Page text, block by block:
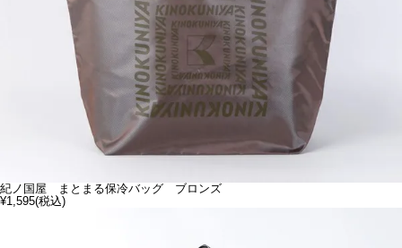
紀ノ国屋 まとまる保冷バッグ ブロンズ
¥1,595(税込)